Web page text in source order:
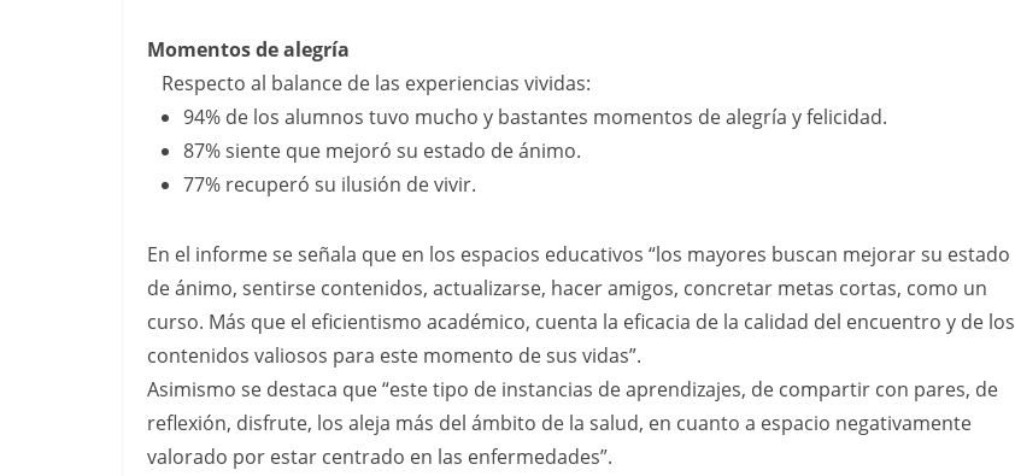
Momentos de alegría
Respecto al balance de las experiencias vividas:
94% de los alumnos tuvo mucho y bastantes momentos de alegría y felicidad.
87% siente que mejoró su estado de ánimo.
77% recuperó su ilusión de vivir.
En el informe se señala que en los espacios educativos “los mayores buscan mejorar su estado
de ánimo, sentirse contenidos, actualizarse, hacer amigos, concretar metas cortas, como un
curso. Más que el eficientismo académico, cuenta la eficacia de la calidad del encuentro y de los
contenidos valiosos para este momento de sus vidas”.
Asimismo se destaca que “este tipo de instancias de aprendizajes, de compartir con pares, de
reflexión, disfrute, los aleja más del ámbito de la salud, en cuanto a espacio negativamente
valorado por estar centrado en las enfermedades”.